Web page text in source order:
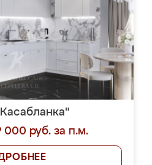
000 руб. за п.м.